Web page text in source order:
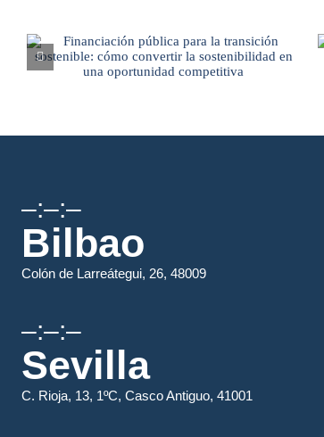
–:–:–
Bilbao
Colón de Larreátegui, 26, 48009
–:–:–
Sevilla
C. Rioja, 13, 1ºC, Casco Antiguo, 41001